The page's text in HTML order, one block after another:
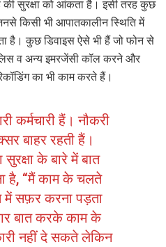
की सुरक्षा को आंकता है। इसी तरह कुछ
किसी भी आपातकालीन स्थिति में
है। कुछ डिवाइस ऐसे भी हैं जो फोन से
व अन्य इमरजेंसी कॉल करने और
का भी काम करते हैं।
कर्मचारी हैं। नौकरी
बाहर रहती हैं।
के बारे में बात
है, “मैं काम के चलते
में सफ़र करना पड़ता
बात करके काम के
नहीं दे सकते लेकिन